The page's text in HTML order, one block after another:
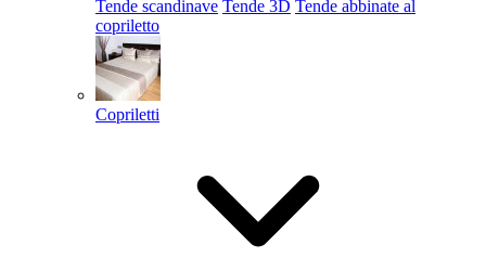
Tende scandinave Tende 3D Tende abbinate al
copriletto
Copriletti